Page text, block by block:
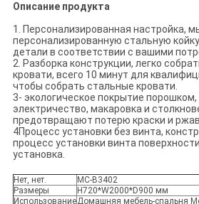
Описание продукта
1. Персонализированная настройка,
персонализированную стальную
детали в соответствии с вашими
2. Разборка конструкции, легко
кровати, всего 10 минут для
чтобы собрать стальные кровати.
3- экологическое покрытие
электричество, макаровка и
предотвращают потерю краски и
4Процесс установки без винта,
процесс установки винта
установка.
Нет, нет.
MC-B3402
Размеры
H720*W2000*D900 мм
ИспользованиеДомашняя мебель-спальня